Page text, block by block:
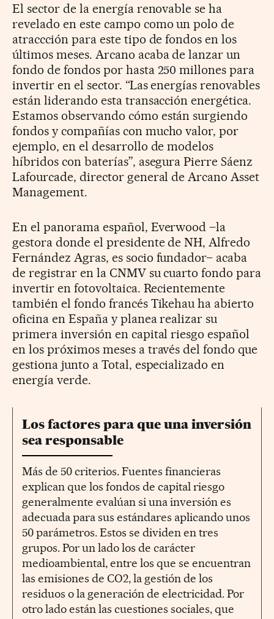
El sector de la energía renovable se ha
revelado en este campo como un polo de
atraccción para este tipo de fondos en los
últimos meses. Arcano acaba de lanzar un
fondo de fondos por hasta 250 millones para
invertir en el sector. “Las energías renovables
están liderando esta transacción energética.
Estamos observando cómo están surgiendo
fondos y compañías con mucho valor, por
ejemplo, en el desarrollo de modelos
híbridos con baterías”, asegura Pierre Sáenz
Lafourcade, director general de Arcano Asset
Management.
En el panorama español, Everwood –la
gestora donde el presidente de NH, Alfredo
Fernández Agras, es socio fundador– acaba
de registrar en la CNMV su cuarto fondo para
invertir en fotovoltaica. Recientemente
también el fondo francés Tikehau ha abierto
oficina en España y planea realizar su
primera inversión en capital riesgo español
en los próximos meses a través del fondo que
gestiona junto a Total, especializado en
energía verde.
Los factores para que una inversión
sea responsable
Más de 50 criterios. Fuentes financieras
explican que los fondos de capital riesgo
generalmente evalúan si una inversión es
adecuada para sus estándares aplicando unos
50 parámetros. Estos se dividen en tres
grupos. Por un lado los de carácter
medioambiental, entre los que se encuentran
las emisiones de CO2, la gestión de los
residuos o la generación de electricidad. Por
otro lado están las cuestiones sociales, que